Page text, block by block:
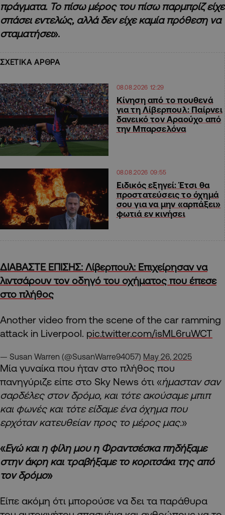
πράγματα. Το πίσω μέρος του πίσω παρμπρίζ είχε
σπάσει εντελώς, αλλά δεν είχε καμία πρόθεση να
σταματήσει».
ΣΧΕΤΙΚΑ ΑΡΘΡΑ
08.08.2026 12:29
Kίνηση από το πουθενά
για τη Λίβερπουλ: Παίρνει
δανεικό τον Αραούχο από
την Μπαρσελόνα
08.08.2026 09:55
Ειδικός εξηγεί: Έτσι θα
προστατεύσεις το όχημά
σου για να μην «αρπάξει»
φωτιά εν κινήσει
ΔΙΑΒΑΣΤΕ ΕΠΙΣΗΣ: Λίβερπουλ: Επιχείρησαν να
λιντσάρουν τον οδηγό του οχήματος που έπεσε
στο πλήθος
Another video from the scene of the car ramming
attack in Liverpool. pic.twitter.com/isML6ruWCT
— Susan Warren (@SusanWarre94057) May 26, 2025
Mία γυναίκα που ήταν στο πλήθος που
πανηγύριζε είπε στο Sky News ότι «ήμασταν σαν
σαρδέλες στον δρόμο, και τότε ακούσαμε μπιπ
και φωνές και τότε είδαμε ένα όχημα που
ερχόταν κατευθείαν προς το μέρος μας.»
«Εγώ και η φίλη μου η Φραντσέσκα πηδήξαμε
στην άκρη και τραβήξαμε το κοριτσάκι της από
τον δρόμο»
Είπε ακόμη ότι μπορούσε να δει τα παράθυρα